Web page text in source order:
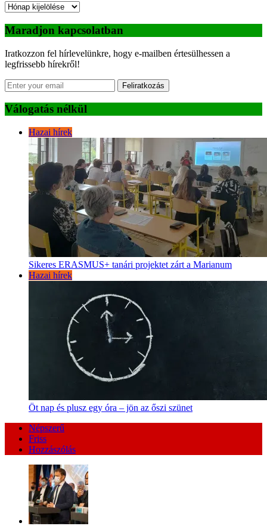
Archívum
Maradjon kapcsolatban
Iratkozzon fel hírlevelünkre, hogy e-mailben értesülhessen a
legfrissebb hírekről!
Feliratkozás
Válogatás nélkül
Hazai hírek
Sikeres ERASMUS+ tanári projektet zárt a Marianum
Hazai hírek
Öt nap és plusz egy óra – jön az őszi szünet
Népszerű
Friss
Hozzászólás